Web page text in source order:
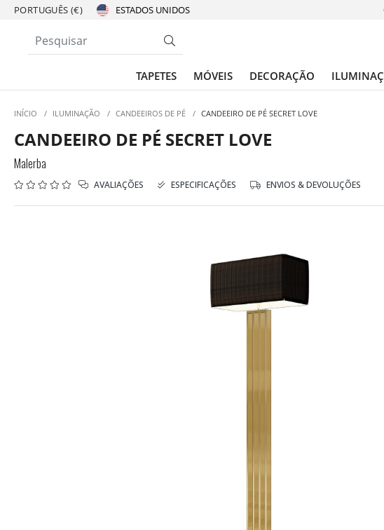
PORTUGUÊS (€)
TAPETES MÓVEIS DECORAÇÃO
INÍCIO / ILUMINAÇÃO / CANDEEIROS DE PÉ / CANDEEIRO DE PÉ SECRET LOVE
CANDEEIRO DE PÉ SECRET LOVE
Malerba
AVALIAÇÕES ESPECIFICAÇÕES ENVIOS & DEVOLUÇÕES